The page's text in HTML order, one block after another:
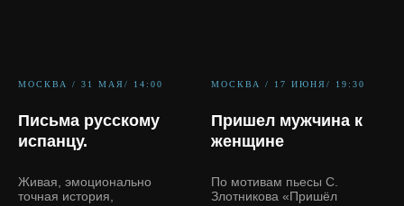
МОСКВА / 31 МАЯ/ 14:00
Письма русскому
испанцу.
Живая, эмоционально
точная история,
МОСКВА / 17 ИЮНЯ/ 19:30
Пришел мужчина к
женщине
По мотивам пьесы С.
Злотникова «Пришёл